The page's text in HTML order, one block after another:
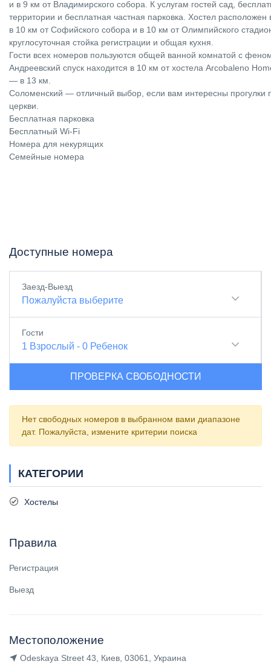
и в 9 км от Владимирского собора. К услугам гостей сад,
территории и бесплатная частная парковка. Хостел
в 10 км от Софийского собора и в 10 км от Олимпийского
круглосуточная стойка регистрации и общая кухня.
Гости всех номеров пользуются общей ванной комнатой с
Андреевский спуск находится в 10 км от хостела Arcobaleno
— в 13 км.
Соломенский — отличный выбор, если вам интересны прогулки
церкви.
Бесплатная парковка
Бесплатный Wi-Fi
Номера для некурящих
Семейные номера
Доступные номера
Заезд-Выезд
Пожалуйста выберите
Гости
1 Взрослый - 0 Ребенок
ПРОВЕРКА СВОБОДНОСТИ
Нет свободных номеров в выбранном вами диапазоне
дат. Пожалуйста, измените критерии поиска
КАТЕГОРИИ
Хостелы
Правила
Регистрация
Выезд
Местоположение
Odeskaya Street 43, Киев, 03061, Украина